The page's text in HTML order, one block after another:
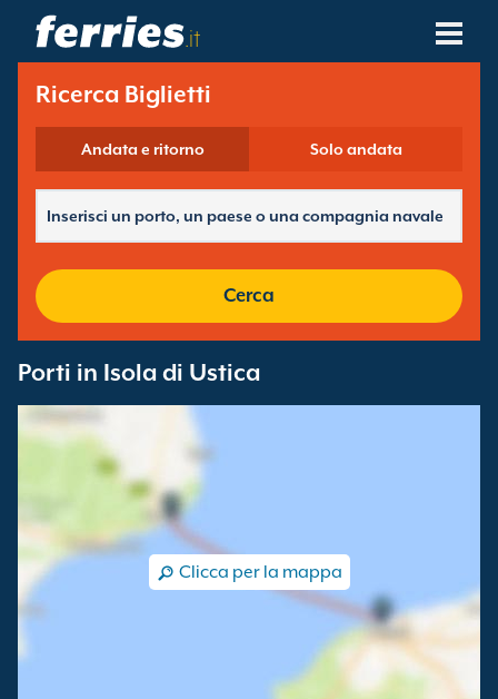
.it
Compagnie Navali
Destinazioni Traghetti
Rotte Traghetti
Gestione Prenotazioni
Ricerca Biglietti
Andata e ritorno Solo andata
Cerca
Porti in Isola di Ustica
Clicca per la mappa